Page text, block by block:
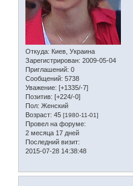
Откуда: Киев, Украина
Зарегистрирован: 2009-05-04
Приглашений: 0
Сообщений: 5738
Уважение: [+1335/-7]
Позитив: [+224/-0]
Пол: Женский
Возраст: 45 [1980-11-01]
Провел на форуме:
2 месяца 17 дней
Последний визит:
2015-07-28 14:38:48